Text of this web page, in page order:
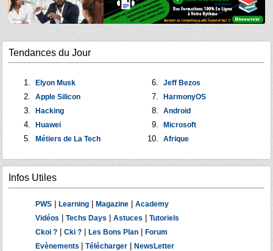
Tendances du Jour
Elyon Musk
Apple Silicon
Hacking
Huawei
Métiers de La Tech
Jeff Bezos
HarmonyOS
Android
Microsoft
Afrique
Infos Utiles
PWS | Learning | Magazine | Academy
Vidéos | Techs Days | Astuces | Tutoriels
Ckoi ? | Cki ? | Les Bons Plan | Forum
Evènements | Télécharger | NewsLetter